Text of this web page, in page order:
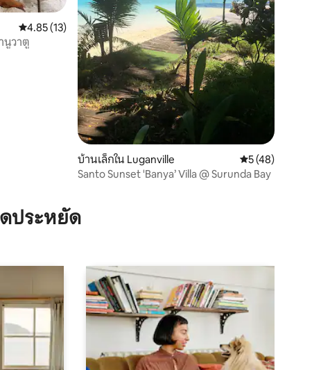
คะแนนเฉลี่ย 4.85 จาก 5, 13 รีวิว
4.85 (13)
นูวาตู
บ้านเล็กใน Luganville คะแนนเฉลี่ย 5 จาก
5 (48)
Santo Sunset 'Banya’ Villa @ Surunda Bay
ประหยัด